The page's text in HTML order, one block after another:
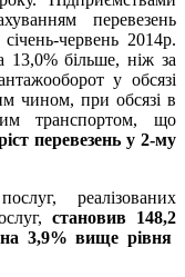
перевезень
червень 2014р.
13,0% більше, ніж за
у обсязі
чином, при обсязі в
транспортом, що
перевезень у 2-му
реалізованих
становив 148,2
3,9% вище рівня